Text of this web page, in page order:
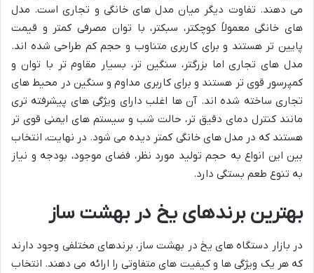
می دهند. تفاوت دیگر میان مدل های خانگی و تجاری است. مدل
های خانگی معمولاً کوچکتر، سبکتر، با توان مصرفی کمتر و قیمت
پایین تر هستند و برای کاربری متناوب و حجم کم طراحی شده اند.
مدل های تجاری اما بزرگتر، سنگین تر، بسیار مقاوم تر با توان و
کمپرسور قوی تر هستند و برای کاربری مداوم و سنگین در محیط های
تجاری ساخته شده اند. آن ها اغلب دارای ویژگی های پیشرفته تری
مانند کنترل دمای دقیق تر، حالت شب و سیستم های ایمنی قوی تر
هستند که در مدل های خانگی کمتر دیده می شود. در نهایت، انتخاب
بین این انواع به حجم تولید مورد نظر، فضای موجود، بودجه و نیاز
به تنوع طعم بستگی دارد.
بهترین برندهای یخ در بهشت ساز
در بازار دستگاه های یخ در بهشت ساز، برندهای مختلفی وجود دارند
که هر یک ویژگی ها و کیفیت های متفاوتی را ارائه می دهند. انتخاب